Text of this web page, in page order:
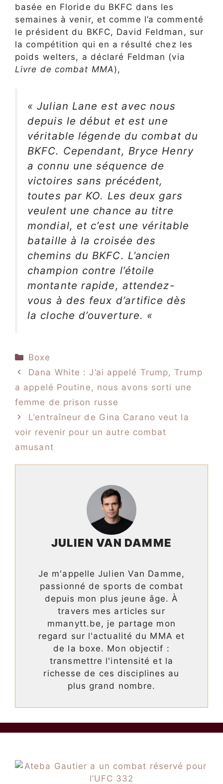
basée en Floride du BKFC dans les
semaines à venir, et comme l’a commenté
le président du BKFC, David Feldman, sur
la compétition qui en a résulté chez les
poids welters, a déclaré Feldman (via
Livre de combat MMA),
« Julian Lane est avec nous
depuis le début et est une
véritable légende du combat du
BKFC. Cependant, Bryce Henry
a connu une séquence de
victoires sans précédent,
toutes par KO. Les deux gars
veulent une chance au titre
mondial, et c’est une véritable
bataille à la croisée des
chemins du BKFC. L’ancien
champion contre l’étoile
montante rapide, attendez-
vous à des feux d’artifice dès
la cloche d’ouverture. «
Catégories
Boxe
Dana White : J’ai appelé Trump, Trump
a appelé Poutine, nous avons sorti une
femme de prison russe
L’entraîneur de Gina Carano veut la
voir revenir pour un autre combat
amusant
JULIEN VAN DAMME
Je m'appelle Julien Van Damme,
passionné de sports de combat
depuis mon plus jeune âge. À
travers mes articles sur
mmanytt.be, je partage mon
regard sur l'actualité du MMA et
de la boxe. Mon objectif :
transmettre l'intensité et la
richesse de ces disciplines au
plus grand nombre.